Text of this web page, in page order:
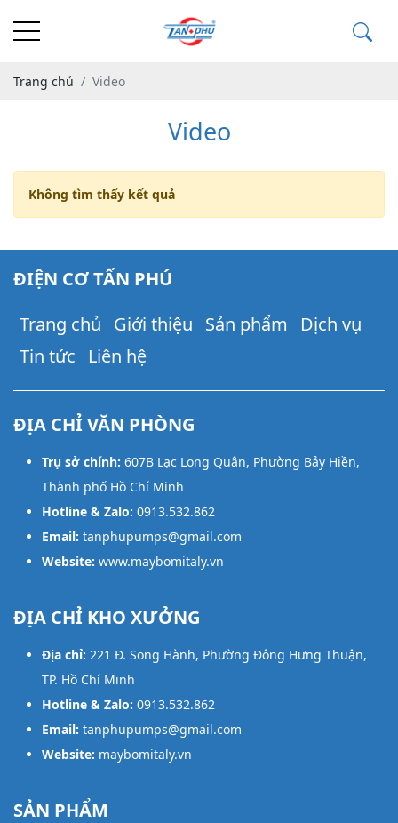
Trang chủ Video
Video
Không tìm thấy kết quả
ĐIỆN CƠ TẤN PHÚ
Trang chủ Giới thiệu Sản phẩm
Dịch vụ
Tin tức
Liên hệ
ĐỊA CHỈ VĂN PHÒNG
Trụ sở chính: 607B Lạc Long Quân, Phường Bảy Hiền,
Thành phố Hồ Chí Minh
Hotline & Zalo: 0913.532.862
Email: tanphupumps@gmail.com
Website: www.maybomitaly.vn
ĐỊA CHỈ KHO XƯỞNG
Địa chỉ: 221 Đ. Song Hành, Phường Đông Hưng Thuận,
TP. Hồ Chí Minh
Hotline & Zalo: 0913.532.862
Email: tanphupumps@gmail.com
Website: maybomitaly.vn
SẢN PHẨM